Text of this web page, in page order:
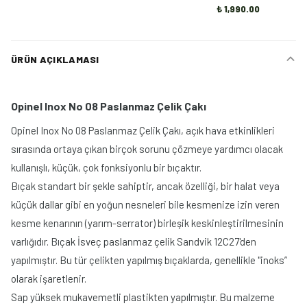
₺ 1,990.00
ÜRÜN AÇIKLAMASI
Opinel Inox No 08 Paslanmaz Çelik Çakı
Opinel Inox No 08 Paslanmaz Çelik Çakı, açık hava etkinlikleri
sırasında ortaya çıkan birçok sorunu çözmeye yardımcı olacak
kullanışlı, küçük, çok fonksiyonlu bir bıçaktır.
Bıçak standart bir şekle sahiptir, ancak özelliği, bir halat veya
küçük dallar gibi en yoğun nesneleri bile kesmenize izin veren
kesme kenarının (yarım-serrator) birleşik keskinleştirilmesinin
varlığıdır. Bıçak İsveç paslanmaz çelik Sandvik 12C27'den
yapılmıştır. Bu tür çelikten yapılmış bıçaklarda, genellikle "inoks”
olarak işaretlenir.
Sap yüksek mukavemetli plastikten yapılmıştır. Bu malzeme